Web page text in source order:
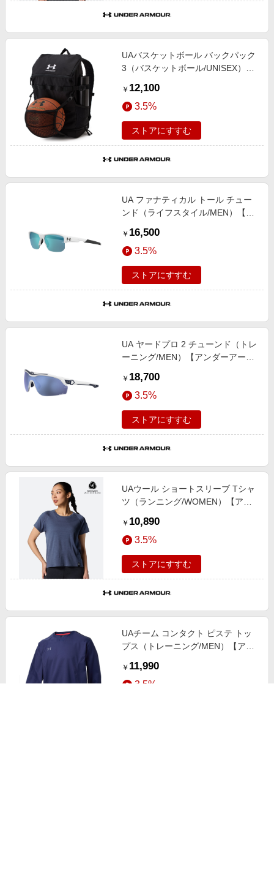
UAバスケットボール バックパック
3（バスケットボール/UNISEX）
ARMOUR】
￥ 12,100
3.5%
ストアにすすむ
UA ファナティカル トール チュー
ンド（ライフスタイル/MEN）【ア
ARMOUR】
￥ 16,500
3.5%
ストアにすすむ
UA ヤードプロ 2 チューンド（トレ
ーニング/MEN）【アンダーアーマ
￥ 18,700
3.5%
ストアにすすむ
UAウール ショートスリーブ Tシャ
ツ（ランニング/WOMEN）【アン
￥ 10,890
3.5%
ストアにすすむ
UAチーム コンタクト ピステ トッ
プス（トレーニング/MEN）【アン
￥ 11,990
3.5%